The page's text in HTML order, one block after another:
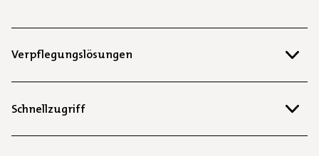
Verpflegungslösungen
Schnellzugriff